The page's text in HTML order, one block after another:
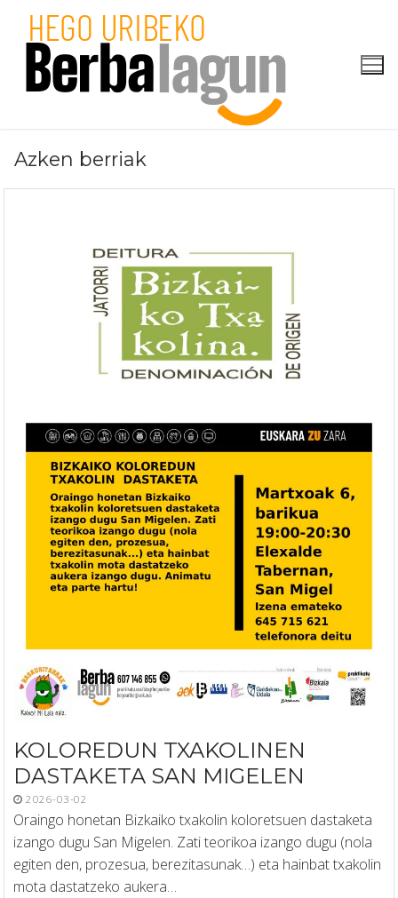
content
Azken berriak
KOLOREDUN TXAKOLINEN
DASTAKETA SAN MIGELEN
2026-03-02
Oraingo honetan Bizkaiko txakolin koloretsuen dastaketa
izango dugu San Migelen. Zati teorikoa izango dugu (nola
egiten den, prozesua, berezitasunak…) eta hainbat txakolin
mota dastatzeko aukera…